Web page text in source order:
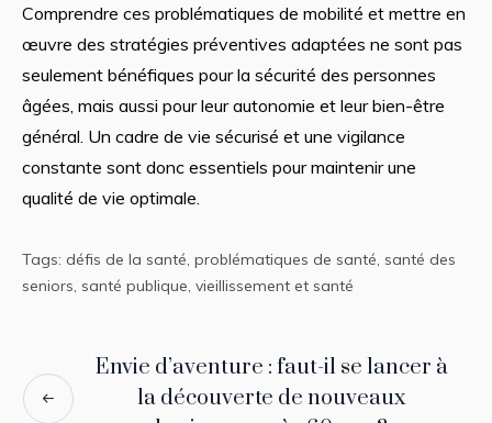
Comprendre ces problématiques de mobilité et mettre en
œuvre des stratégies préventives adaptées ne sont pas
seulement bénéfiques pour la sécurité des personnes
âgées, mais aussi pour leur autonomie et leur bien-être
général. Un cadre de vie sécurisé et une vigilance
constante sont donc essentiels pour maintenir une
qualité de vie optimale.
Tags: défis de la santé, problématiques de santé, santé des
seniors, santé publique, vieillissement et santé
Envie d’aventure : faut-il se lancer à
la découverte de nouveaux